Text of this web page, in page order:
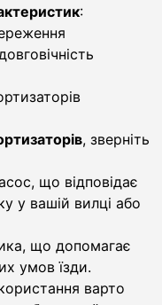
:
, зверніть
що відповідає
у вашій вилці або
що допомагає
умов їзди.
варто